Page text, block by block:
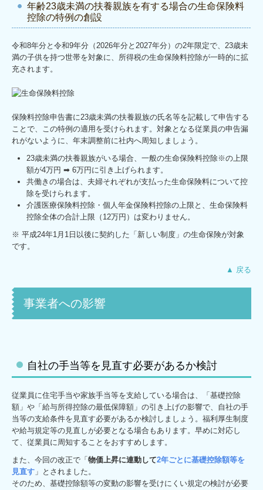
年齢23歳未満の扶養親族を有する場合の生命保険料
控除の特例の創設
令和8年分と令和9年分（2026年分と2027年分）の2年限定で、23歳未
満の子供を持つ世帯を対象に、所得税の生命保険料控除が一時的に拡
充されます。
保険料控除申告書に23歳未満の扶養親族の氏名等を記載して申告する
ことで、この特例の適用を受けられます。対象となる従業員の申告漏
れがないように、年末調整前に社内へ周知しましょう。
23歳未満の扶養親族がいる場合、一般の生命保険料控除※の上限
額が4万円 ➡ 6万円に引き上げられます。
共働きの場合は、夫婦それぞれが支払った生命保険料について控
除を受けられます。
介護医療保険料控除・個人年金保険料控除の上限と、生命保険料
控除全体の合計上限（12万円）は変わりません。
※ 平成24年1月1日以後に契約した「新しい制度」の生命保険が対象
です。
▲ 戻る
事業者への影響
自社の手当等を見直す必要があるか検討
従業員に住宅手当や家族手当等を支給している場合は、「基礎控除
額」や「給与所得控除の最低保障額」の引き上げの影響で、自社の手
当等の支給条件を見直す必要があるか検討しましょう。福利厚生制度
や給与規定等の見直しが必要となる場合もあります。早めに対応し
て、従業員に周知することをおすすめします。
また、今回の改正で「 物価上昇に連動して2年ごとに基礎控除額等を
見直す 」とされました。
そのため、基礎控除額等の変動の影響を受けにくい規定の検討が必要